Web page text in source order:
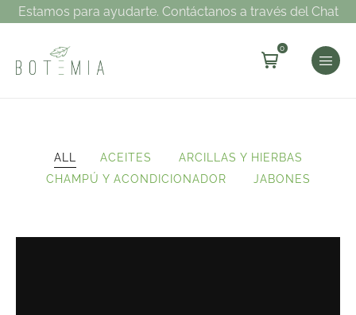
Estamos para ayudarte. Contáctanos a través del Chat
0
ALL ACEITES
ARCILLAS Y HIERBAS
CHAMPÚ Y ACONDICIONADOR
JABONES